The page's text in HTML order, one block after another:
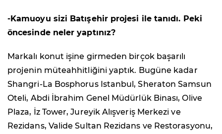
-Kamuoyu sizi Batışehir projesi ile tanıdı. Peki
öncesinde neler yaptınız?
Markalı konut işine girmeden birçok başarılı
projenin müteahhitliğini yaptık. Bugüne kadar
Shangri-La Bosphorus Istanbul, Sheraton Samsun
Oteli, Abdi İbrahim Genel Müdürlük Binası, Olive
Plaza, İz Tower, Jureyik Alışveriş Merkezi ve
Rezidans, Valide Sultan Rezidans ve Restorasyonu,